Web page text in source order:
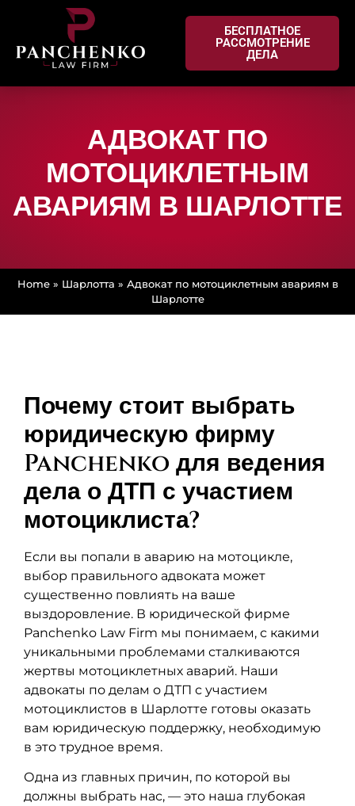
БЕСПЛАТНОЕ
РАССМОТРЕНИЕ
ДЕЛА
АДВОКАТ ПО
МОТОЦИКЛЕТНЫМ
АВАРИЯМ В ШАРЛОТТЕ
Home» Шарлотта » Адвокат по мотоциклетным авариям в
Шарлотте
Почему стоит выбрать
юридическую фирму
Panchenko для ведения
дела о ДТП с участием
мотоциклиста?
Если вы попали в аварию на мотоцикле,
выбор правильного адвоката может
существенно повлиять на ваше
выздоровление. В юридической фирме
Panchenko Law Firm мы понимаем, с какими
уникальными проблемами сталкиваются
жертвы мотоциклетных аварий. Наши
адвокаты по делам о ДТП с участием
мотоциклистов в Шарлотте готовы оказать
вам юридическую поддержку, необходимую
в это трудное время.
Одна из главных причин, по которой вы
должны выбрать нас, — это наша глубокая